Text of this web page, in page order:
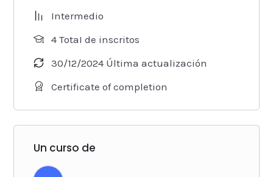
Intermedio
4 TotaI de inscritos
30/12/2024 Última actualización
Certificate of completion
Un curso de